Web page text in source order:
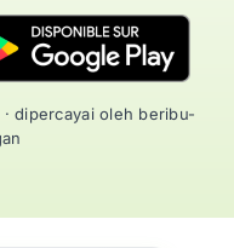
dipercayai oleh beribu-